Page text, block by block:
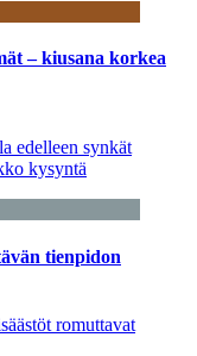
– kiusana korkea
edelleen synkät
kysyntä
tienpidon
romuttavat